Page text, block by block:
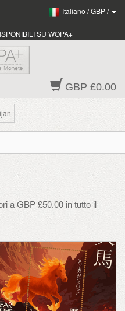
Italiano /GBP/
SU WOPA+
GBP £0.00
a GBP £50.00 in tutto il